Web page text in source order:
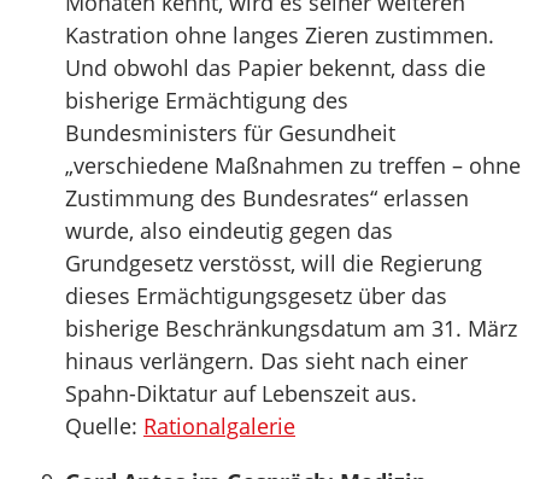
Kastration ohne langes Zieren zustimmen.
Und obwohl das Papier bekennt, dass die
bisherige Ermächtigung des
Bundesministers für Gesundheit
„verschiedene Maßnahmen zu treffen – ohne
Zustimmung des Bundesrates“ erlassen
wurde, also eindeutig gegen das
Grundgesetz verstösst, will die Regierung
dieses Ermächtigungsgesetz über das
bisherige Beschränkungsdatum am 31. März
hinaus verlängern. Das sieht nach einer
Spahn-Diktatur auf Lebenszeit aus.
Quelle: Rationalgalerie